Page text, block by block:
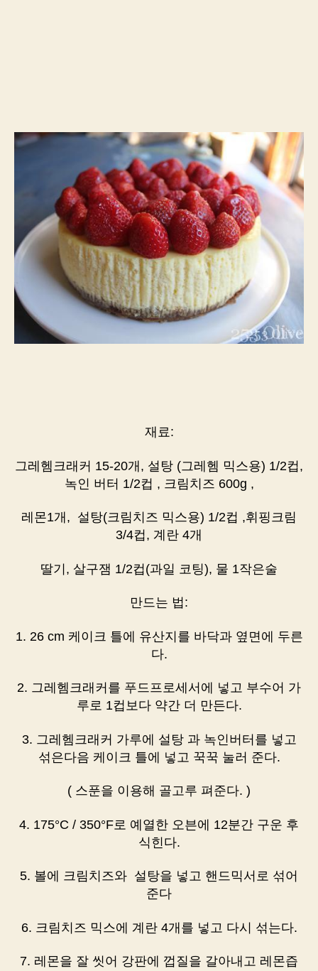
재료:
그레헴크래커 15-20개, 설탕 (그레헴 믹스용) 1/2컵,
녹인 버터 1/2컵 , 크림치즈 600g ,
레몬1개, 설탕(크림치즈 믹스용) 1/2컵 ,휘핑크림
3/4컵, 계란 4개
딸기, 살구잼 1/2컵(과일 코팅), 물 1작은술
만드는 법:
1. 26 cm 케이크 틀에 유산지를 바닥과 옆면에 두른
다.
2. 그레헴크래커를 푸드프로세서에 넣고 부수어 가
루로 1컵보다 약간 더 만든다.
3. 그레헴크래커 가루에 설탕 과 녹인버터를 넣고
섞은다음 케이크 틀에 넣고 꾹꾹 눌러 준다.
( 스푼을 이용해 골고루 펴준다. )
4. 175°C / 350°F로 예열한 오븐에 12분간 구운 후
식힌다.
5. 볼에 크림치즈와 설탕을 넣고 핸드믹서로 섞어
준다
6. 크림치즈 믹스에 계란 4개를 넣고 다시 섞는다.
7. 레몬을 잘 씻어 강판에 껍질을 갈아내고 레몬즙